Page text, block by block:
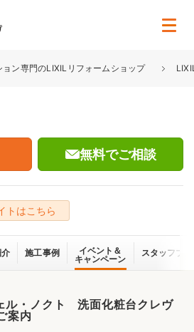
ン専門のLIXILリフォームショップ
無料でご相談
トはこちら
介 施工事例
イベント＆
キャンペーン
スタッフブ
ル・ノクト 洗面化粧台クレヴ
案内